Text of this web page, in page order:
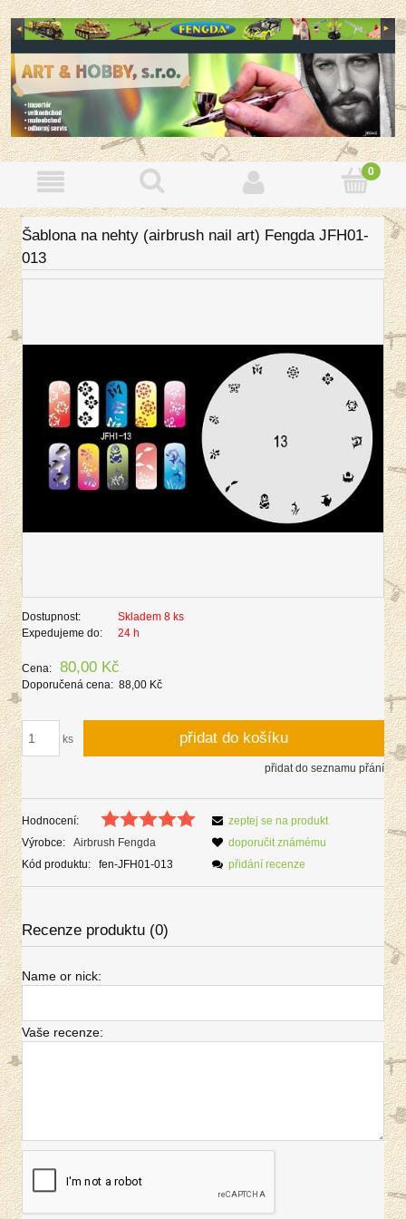
Šablona na nehty (airbrush nail art) Fengda JFH01-
013
Dostupnost:
Skladem 8 ks
Expedujeme do:
24 h
Cena: 80,00 Kč
Doporučená cena: 88,00 Kč
ks přidat do košíku
přidat do seznamu přání
Hodnocení:
Výrobce:
Airbrush Fengda
Kód produktu:
fen-JFH01-013
zeptej se na produkt
doporučit známému
přidání recenze
Recenze produktu (0)
Name or nick:
Vaše recenze: